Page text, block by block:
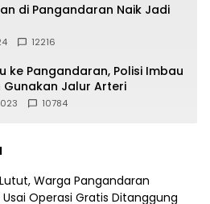
di Pangandaran Naik Jadi
12216
ke Pangandaran, Polisi Imbau
Jalur Arteri
10784
Warga Pangandaran
Operasi Gratis Ditanggung